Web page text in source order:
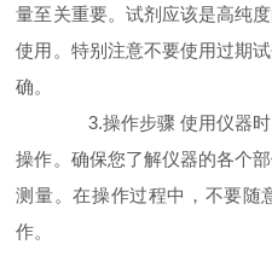
量至关重要。试剂应该是高纯
使用。特别注意不要使用过期
确。
3.操作步骤 使用仪器时
操作。确保您了解仪器的各个
测量。在操作过程中，不要随
作。